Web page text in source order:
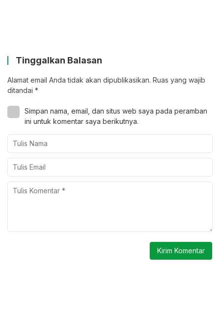
Tinggalkan Balasan
Alamat email Anda tidak akan dipublikasikan. Ruas yang wajib
ditandai *
Simpan nama, email, dan situs web saya pada peramban
ini untuk komentar saya berikutnya.